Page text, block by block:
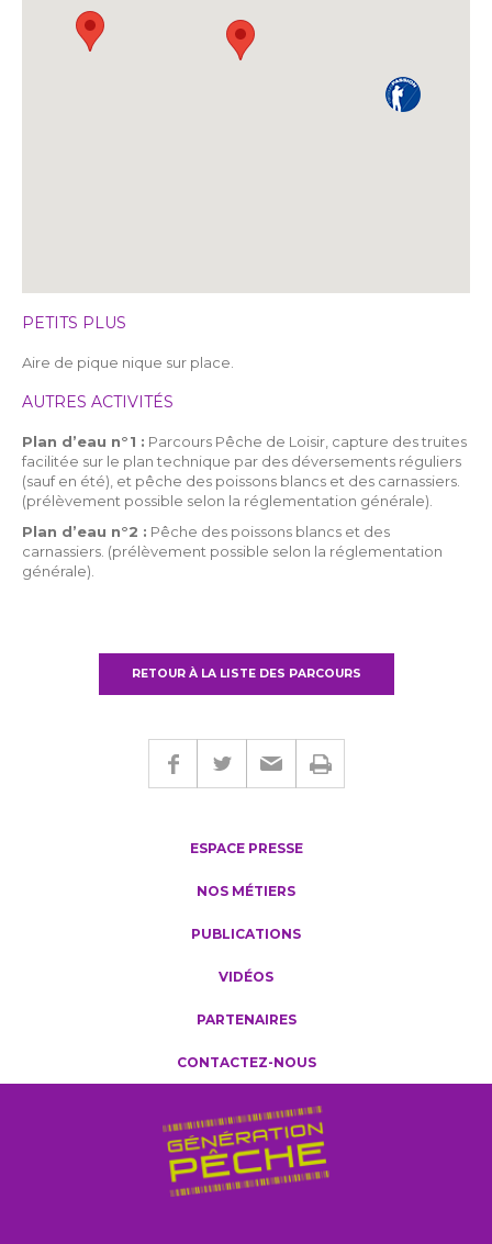
PETITS PLUS
Aire de pique nique sur place.
AUTRES ACTIVITÉS
Plan d’eau n°1 : Parcours Pêche de Loisir, capture des truites
facilitée sur le plan technique par des déversements réguliers
(sauf en été), et pêche des poissons blancs et des carnassiers.
(prélèvement possible selon la réglementation générale).
Plan d’eau n°2 : Pêche des poissons blancs et des
carnassiers. (prélèvement possible selon la réglementation
générale).
RETOUR À LA LISTE DES PARCOURS
ESPACE PRESSE
NOS MÉTIERS
PUBLICATIONS
VIDÉOS
PARTENAIRES
CONTACTEZ-NOUS